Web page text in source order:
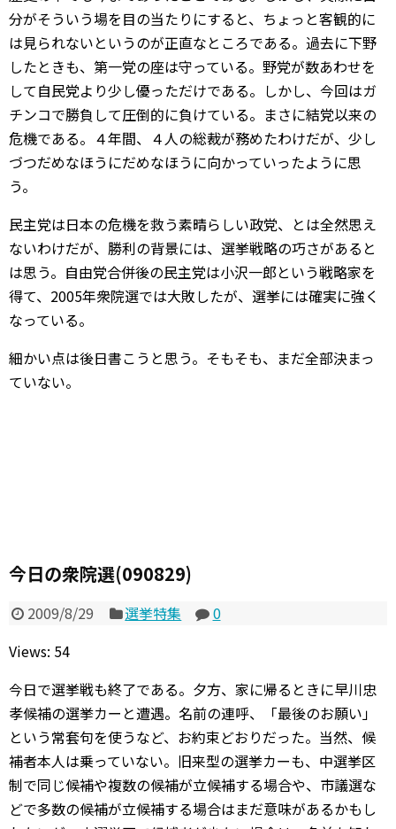
分がそういう場を目の当たりにすると、ちょっと客観的に
は見られないというのが正直なところである。過去に下野
したときも、第一党の座は守っている。野党が数あわせを
して自民党より少し優っただけである。しかし、今回はガ
チンコで勝負して圧倒的に負けている。まさに結党以来の
危機である。４年間、４人の総裁が務めたわけだが、少し
づつだめなほうにだめなほうに向かっていったように思
う。
民主党は日本の危機を救う素晴らしい政党、とは全然思え
ないわけだが、勝利の背景には、選挙戦略の巧さがあると
は思う。自由党合併後の民主党は小沢一郎という戦略家を
得て、2005年衆院選では大敗したが、選挙には確実に強く
なっている。
細かい点は後日書こうと思う。そもそも、まだ全部決まっ
ていない。
今日の衆院選(090829)
2009/8/29 選挙特集
0
Views: 54
今日で選挙戦も終了である。夕方、家に帰るときに早川忠
孝候補の選挙カーと遭遇。名前の連呼、「最後のお願い」
という常套句を使うなど、お約束どおりだった。当然、候
補者本人は乗っていない。旧来型の選挙カーも、中選挙区
制で同じ候補や複数の候補が立候補する場合や、市議選な
どで多数の候補が立候補する場合はまだ意味があるかもし